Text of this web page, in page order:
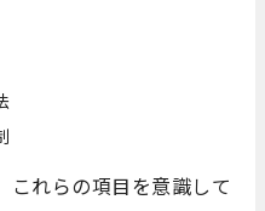
これらの項目を意識して